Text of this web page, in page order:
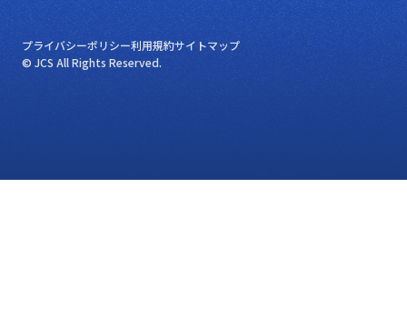
© JCS All Rights Reserved.
プライバシーポリシー利用規約サイトマップ